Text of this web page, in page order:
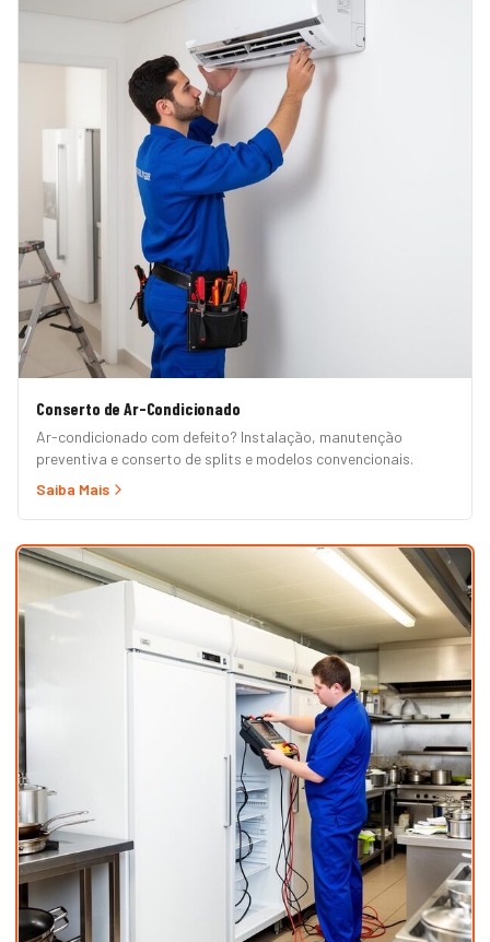
Conserto de Ar-Condicionado
Ar-condicionado com defeito? Instalação, manutenção
preventiva e conserto de splits e modelos convencionais.
Saiba Mais